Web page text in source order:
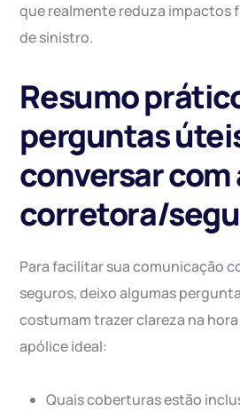
que realmente reduza impactos
de sinistro.
Resumo
perguntas
conversar com
corretora/
Para facilitar sua comunicação
seguros, deixo algumas
costumam trazer clareza na
apólice ideal:
Quais coberturas estão